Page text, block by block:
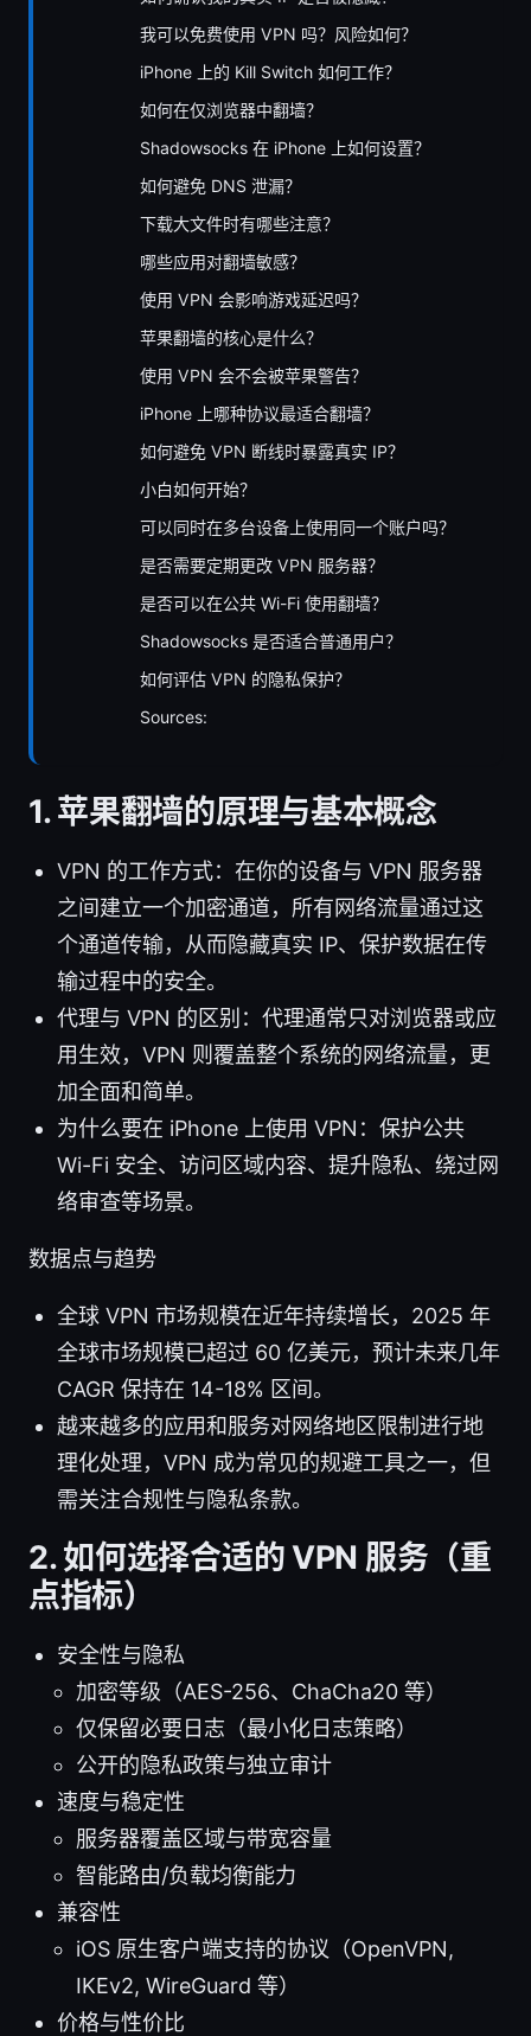
我可以免费使用 VPN 吗？风险如何？
iPhone 上的 Kill Switch 如何工作？
如何在仅浏览器中翻墙？
Shadowsocks 在 iPhone 上如何设置？
如何避免 DNS 泄漏？
下载大文件时有哪些注意？
哪些应用对翻墙敏感？
使用 VPN 会影响游戏延迟吗？
苹果翻墙的核心是什么？
使用 VPN 会不会被苹果警告？
iPhone 上哪种协议最适合翻墙？
如何避免 VPN 断线时暴露真实 IP？
小白如何开始？
可以同时在多台设备上使用同一个账户吗？
是否需要定期更改 VPN 服务器？
是否可以在公共 Wi-Fi 使用翻墙？
Shadowsocks 是否适合普通用户？
如何评估 VPN 的隐私保护？
Sources:
1. 苹果翻墙的原理与基本概念
VPN 的工作方式：在你的设备与 VPN 服务器
之间建立一个加密通道，所有网络流量通过这
个通道传输，从而隐藏真实 IP、保护数据在传
输过程中的安全。
代理与 VPN 的区别：代理通常只对浏览器或应
用生效，VPN 则覆盖整个系统的网络流量，更
加全面和简单。
为什么要在 iPhone 上使用 VPN：保护公共
Wi-Fi 安全、访问区域内容、提升隐私、绕过网
络审查等场景。
数据点与趋势
全球 VPN 市场规模在近年持续增长，2025 年
全球市场规模已超过 60 亿美元，预计未来几年
CAGR 保持在 14-18% 区间。
越来越多的应用和服务对网络地区限制进行地
理化处理，VPN 成为常见的规避工具之一，但
需关注合规性与隐私条款。
2. 如何选择合适的 VPN 服务（重
点指标）
安全性与隐私
加密等级（AES-256、ChaCha20 等）
仅保留必要日志（最小化日志策略）
公开的隐私政策与独立审计
速度与稳定性
服务器覆盖区域与带宽容量
智能路由/负载均衡能力
兼容性
iOS 原生客户端支持的协议（OpenVPN,
IKEv2, WireGuard 等）
价格与性价比